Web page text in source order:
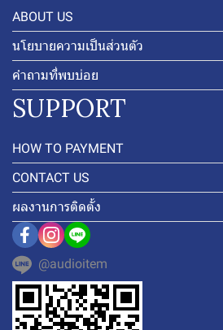
ABOUT US
นโยบายความเป็นส่วนตัว
คำถามที่พบบ่อย
SUPPORT
HOW TO PAYMENT
CONTACT US
ผลงานการติดตั้ง
@audioitem